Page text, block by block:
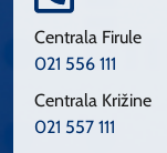
Centrala Firule
021 556 111
Centrala Križine
021 557 111